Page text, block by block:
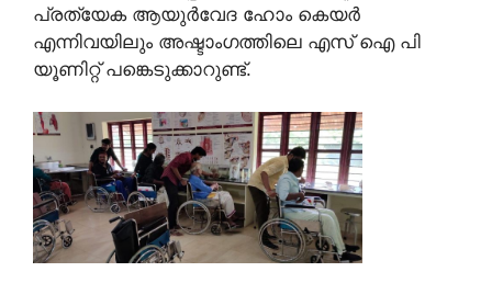
പ്രത്യേക ആയുർവേദ ഹോം കെയർ
എന്നിവയിലും അഷ്ടാംഗത്തിലെ എസ് ഐ പി
യൂണിറ്റ് പങ്കെടുക്കാറുണ്ട്.